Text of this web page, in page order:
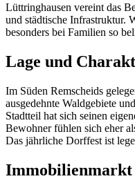
Lüttringhausen vereint das
und städtische Infrastruktur.
besonders bei Familien so
Lage und
Im Süden Remscheids
ausgedehnte Waldgebiete
Stadtteil hat sich seinen
Bewohner fühlen sich eher
Das jährliche Dorffest ist
Immobilienmarkt